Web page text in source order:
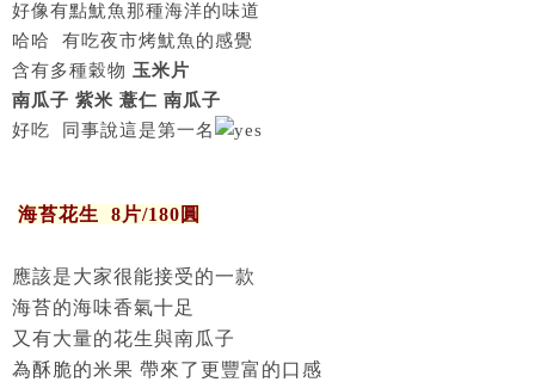
好像有點魷魚那種海洋的味道
哈哈 有吃夜市烤魷魚的感覺
含有多種穀物 玉米片
南瓜子 紫米 薏仁 南瓜子
好吃 同事說這是第一名
海苔花生 8片/180圓
應該是大家很能接受的一款
海苔的海味香氣十足
又有大量的花生與南瓜子
為酥脆的米果 帶來了更豐富的口感